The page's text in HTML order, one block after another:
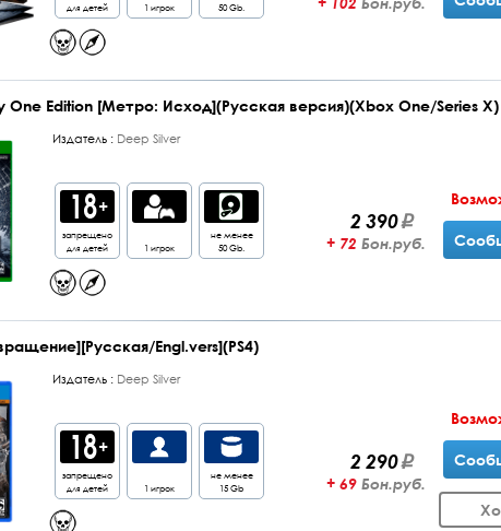
для детей
1 игрок
50 Gb.
One Edition [Метро: Исход](Русская версия)(Xbox One/Series X)
Издатель : Deep Silver
запрещено
для детей
1 игрок
не менее
50 Gb.
2 390
+ 72 Бон.руб.
Engl.vers](PS4)
Издатель : Deep Silver
запрещено
для детей
1 игрок
не менее
15 Gb
2 290
+ 69 Бон.руб.